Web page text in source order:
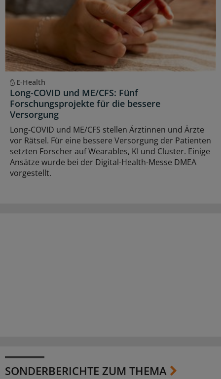
E-Health
Long-COVID und ME/CFS: Fünf
Forschungsprojekte für die bessere
Versorgung
Long-COVID und ME/CFS stellen Ärztinnen und Ärzte
vor Rätsel. Für eine bessere Versorgung der Patienten
setzten Forscher auf Wearables, KI und Cluster. Einige
Ansätze wurde bei der Digital-Health-Messe DMEA
vorgestellt.
SONDERBERICHTE ZUM THEMA